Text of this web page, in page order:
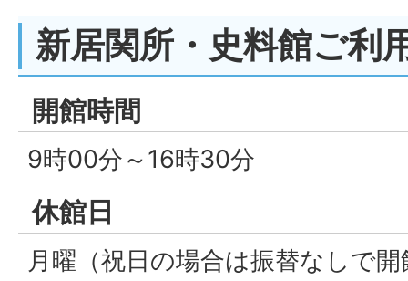
新居関所・史料館ご利
開館時間
9時00分～16時30分
休館日
月曜（祝日の場合は振替なしで